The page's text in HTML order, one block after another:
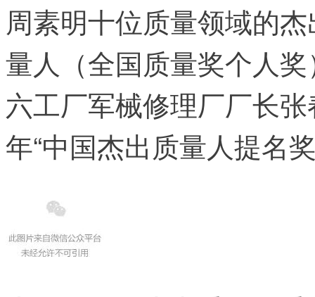
周素明十位质量领域的
量人（全国质量奖个人
六工厂军械修理厂厂长
年“中国杰出质量人提名